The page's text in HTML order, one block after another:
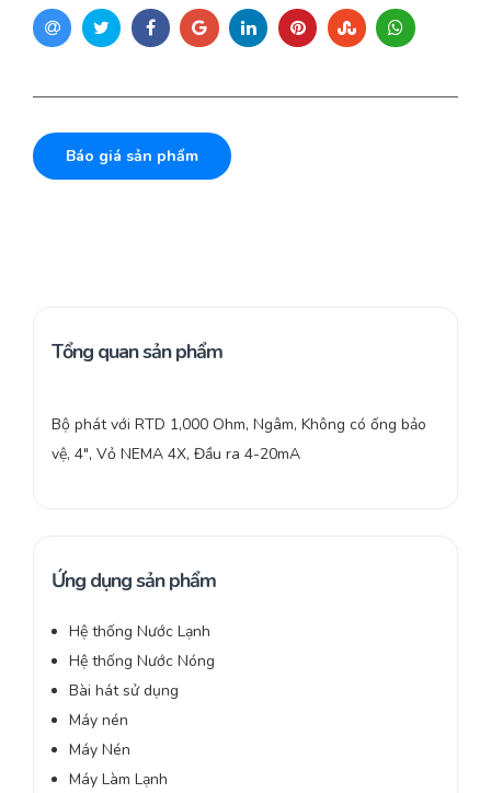
Báo giá sản phẩm
Tổng quan sản phẩm
Bộ phát với RTD 1,000 Ohm, Ngâm, Không có ống bảo
vệ, 4″, Vỏ NEMA 4X, Đầu ra 4-20mA
Ứng dụng sản phẩm
Hệ thống Nước Lạnh
Hệ thống Nước Nóng
Bài hát sử dụng
Máy nén
Máy Nén
Máy Làm Lạnh